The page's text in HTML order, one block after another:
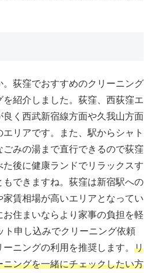
荻窪でおすすめのクリーニング
紹介しました。荻窪、西荻窪エ
良く西武新宿線方面や久我山方面
リアです。また、駅からシャト
みの湯まで直行できるので荻窪
後に健康ランドでリラックスす
もできますね。荻窪は新宿駅への
賃相場が高いエリアとなってい
お住まいならより家事の負担を軽
ト申し込みでクリーニング依頼
ニングの利用を推奨します。 リ
ングを一緒にチェックしたい方